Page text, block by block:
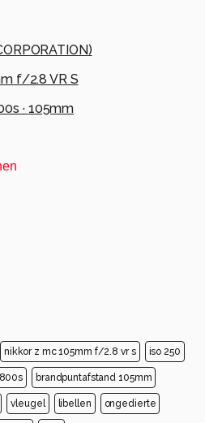
)
f/2.8 VR S
· 105mm
nikkor z mc 105mm f/2.8 vr s iso 250
brandpuntafstand 105mm
vleugel libellen ongedierte